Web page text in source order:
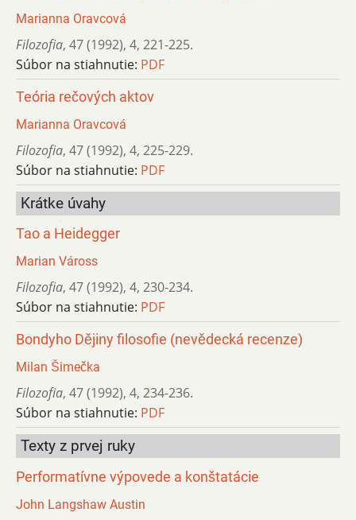
Marianna Oravcová
Filozofia, 47 (1992), 4, 221-225.
Súbor na stiahnutie: PDF
Teória rečových aktov
Marianna Oravcová
Filozofia, 47 (1992), 4, 225-229.
Súbor na stiahnutie: PDF
Krátke úvahy
Tao a Heidegger
Marian Váross
Filozofia, 47 (1992), 4, 230-234.
Súbor na stiahnutie: PDF
Bondyho Dějiny filosofie (nevědecká recenze)
Milan Šimečka
Filozofia, 47 (1992), 4, 234-236.
Súbor na stiahnutie: PDF
Texty z prvej ruky
Performatívne výpovede a konštatácie
John Langshaw Austin